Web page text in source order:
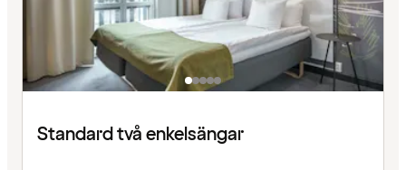
Standard två enkelsängar